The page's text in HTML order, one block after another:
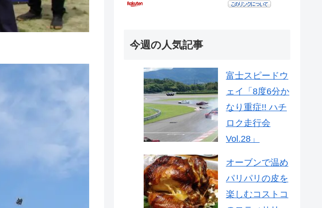
今週の人気記事
富士スピードウ
ェイ「8度6分か
なり重症!! ハチ
ロク走行会
Vol.28」
オーブンで温め
パリパリの皮を
楽しむコストコ